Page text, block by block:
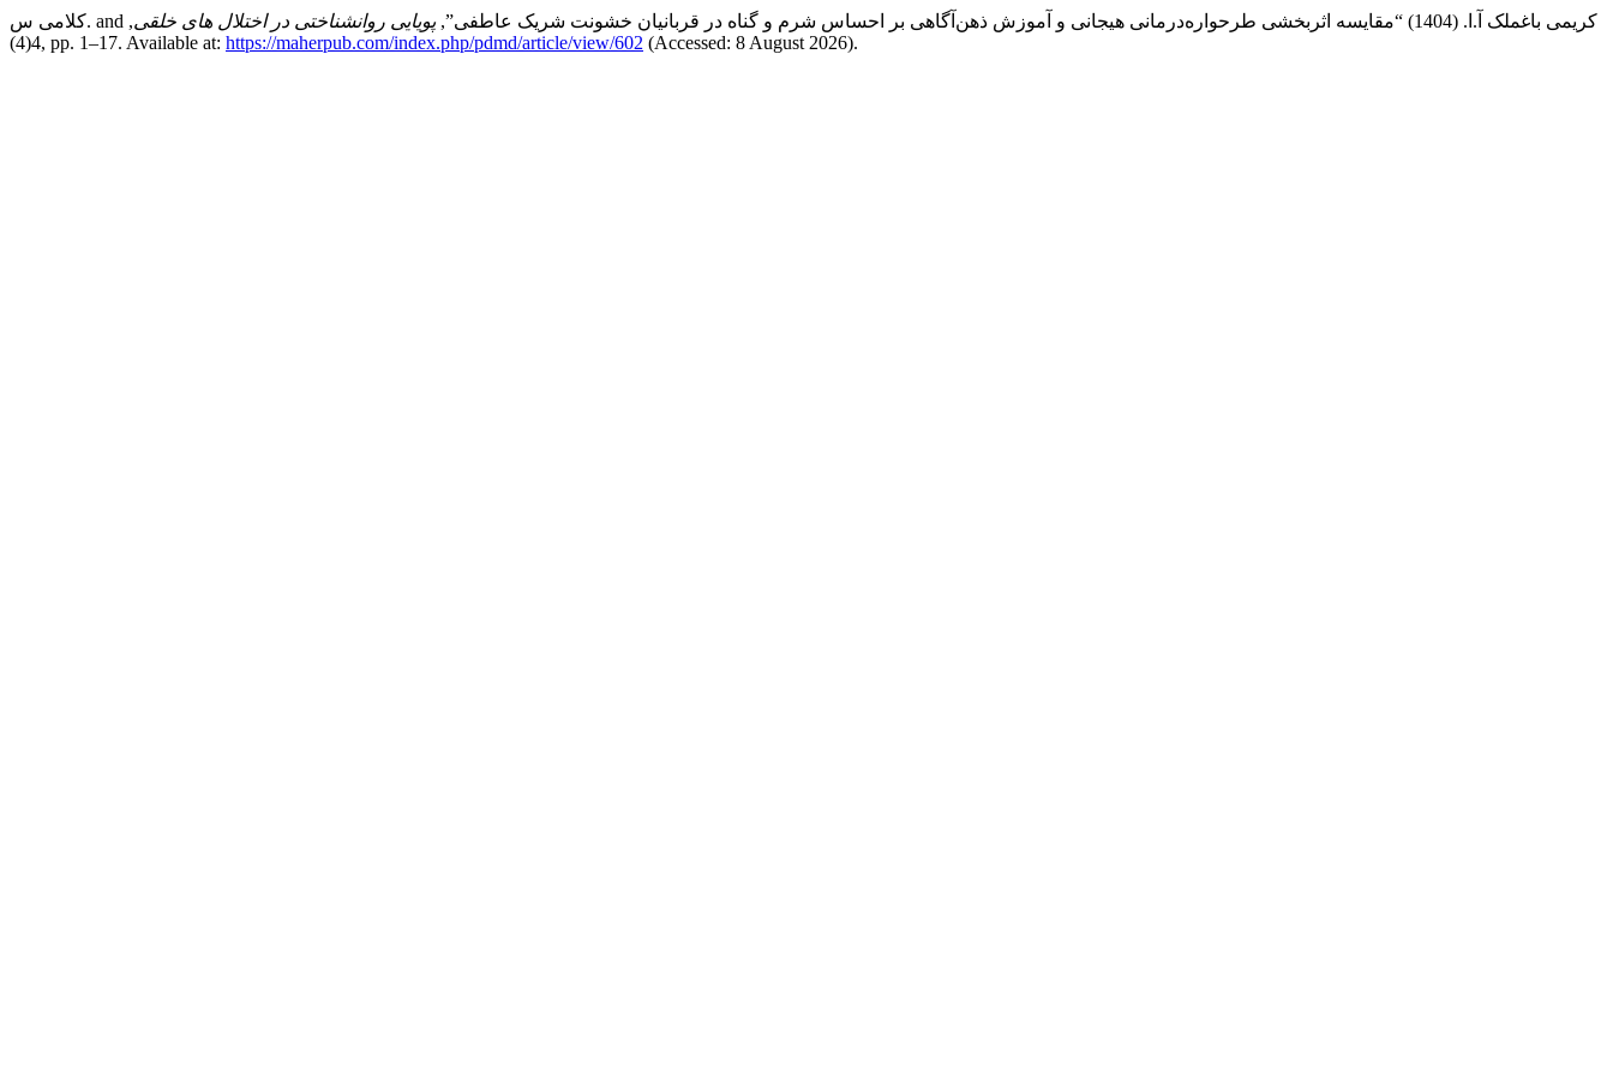
کلامی س. and کریمی باغملک آ.ا. (1404) “مقایسه اثربخشی طرحواره‌درمانی هیجانی و آموزش ذهن‌آگاهی بر احساس شرم و گناه در قربانیان خشونت شریک عاطفی”, پویایی روانشناختی در اختلال های خلقی,
4(4), pp. 1–17. Available at: https://maherpub.com/index.php/pdmd/article/view/602 (Accessed: 8 August 2026).